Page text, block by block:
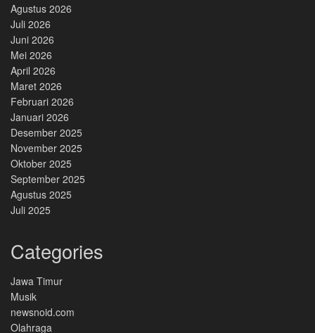
Agustus 2026
Juli 2026
Juni 2026
Mei 2026
April 2026
Maret 2026
Februari 2026
Januari 2026
Desember 2025
November 2025
Oktober 2025
September 2025
Agustus 2025
Juli 2025
Categories
Jawa Timur
Musik
newsnoid.com
Olahraga